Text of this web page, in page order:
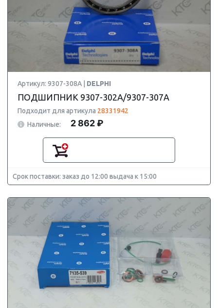
Артикул: 9307-308A | DELPHI
ПОДШИПНИК 9307-302A/9307-307A
Подходит для артикула 28331942
Наличные:
2 862 ₽
Срок поставки: заказ до 12:00 выдача к 15:00